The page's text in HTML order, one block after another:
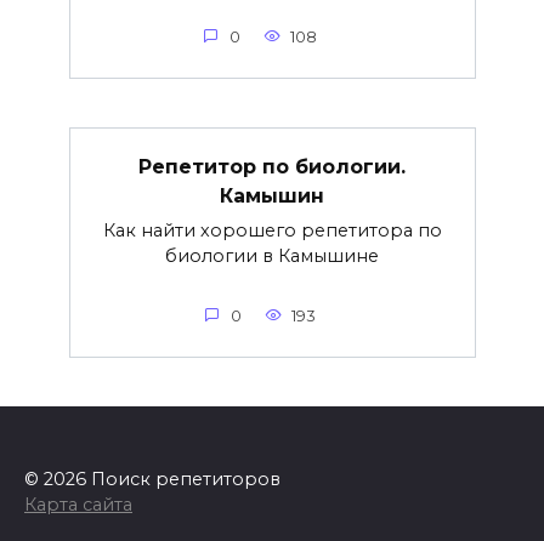
0 108
Репетитор по биологии.
Камышин
Как найти хорошего репетитора по
биологии в Камышине
0 193
© 2026 Поиск репетиторов
Карта сайта